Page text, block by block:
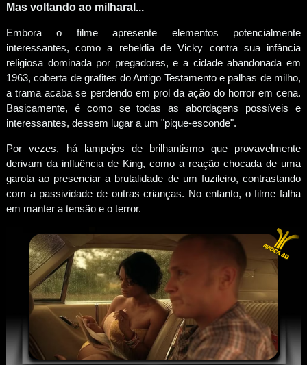
Mas voltando ao milharal...
Embora o filme apresente elementos potencialmente
interessantes, como a rebeldia de Vicky contra sua infância
religiosa dominada por pregadores, e a cidade abandonada em
1963, coberta de grafites do Antigo Testamento e palhas de milho,
a trama acaba se perdendo em prol da ação do horror em cena.
Basicamente, é como se todas as abordagens possíveis e
interessantes, dessem lugar a um "pique-esconde".
Por vezes, há lampejos de brilhantismo que provavelmente
derivam da influência de King, como a reação chocada de uma
garota ao presenciar a brutalidade de um fuzileiro, contrastando
com a passividade de outras crianças. No entanto, o filme falha
em manter a tensão e o terror.